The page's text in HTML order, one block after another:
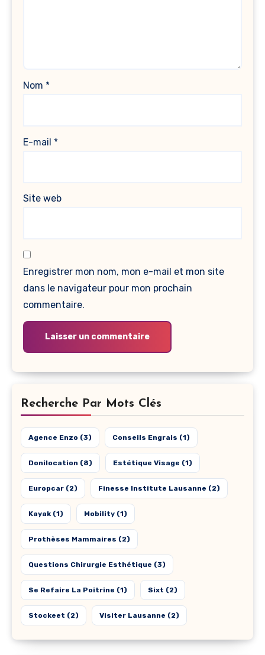
Nom *
E-mail *
Site web
Enregistrer mon nom, mon e-mail et mon site
dans le navigateur pour mon prochain
commentaire.
Recherche Par Mots Clés
Agence Enzo (3) Conseils Engrais (1)
Donilocation (8) Estétique Visage (1)
Europcar (2) Finesse Institute Lausanne (2)
Kayak(1) Mobility (1)
Prothèses Mammaires (2)
Questions Chirurgie Esthétique (3)
Se Refaire La Poitrine (1) Sixt (2)
Stockeet (2) Visiter Lausanne (2)